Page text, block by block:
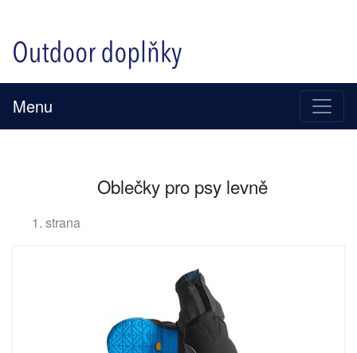
Menu
Oblečky pro psy levně
1. strana